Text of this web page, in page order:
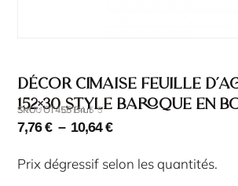
Décor cimaise feuille
152×30 style baroque en
SKU : OT455
SKU : OT455 Brut
7,76€ – 10,64€
Prix dégressif selon les quantités.